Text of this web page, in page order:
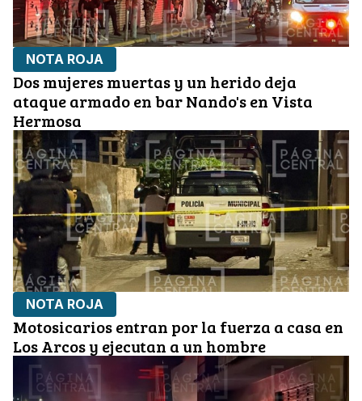
NOTA ROJA
Dos mujeres muertas y un herido deja
ataque armado en bar Nando's en Vista
Hermosa
NOTA ROJA
Motosicarios entran por la fuerza a casa en
Los Arcos y ejecutan a un hombre